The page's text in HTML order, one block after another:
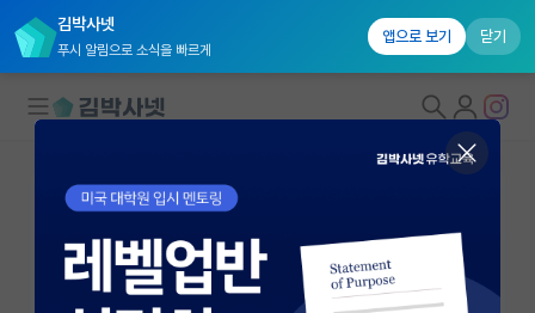
김박사넷
푸시 알림으로 소식을 빠르게
앱으로 보기 닫기
대학원생 모집
국내대학원 정보
연구실&오픈랩